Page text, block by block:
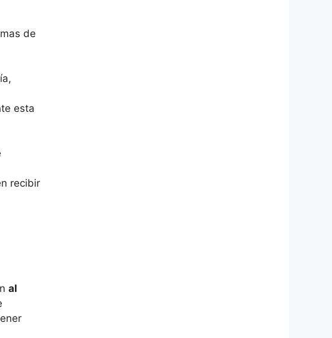
de
esta
recibir
al